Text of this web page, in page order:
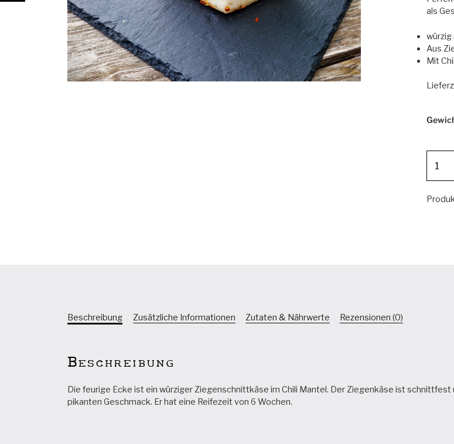
als
würzig
Aus
Mit
Ecke
Menge
Beschreibung Zusätzliche Informationen Zutaten & Nährwerte Rezensionen (0)
Beschreibung
Die feurige Ecke ist ein würziger Ziegenschnittkäse im Chili Mantel. Der Ziegenkäse ist
pikanten Geschmack. Er hat eine Reifezeit von 6 Wochen.